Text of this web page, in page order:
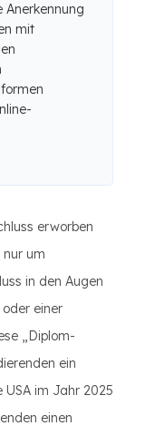
mit
erworben
um
in den Augen
einer
„Diplom-
ein
im Jahr 2025
einen